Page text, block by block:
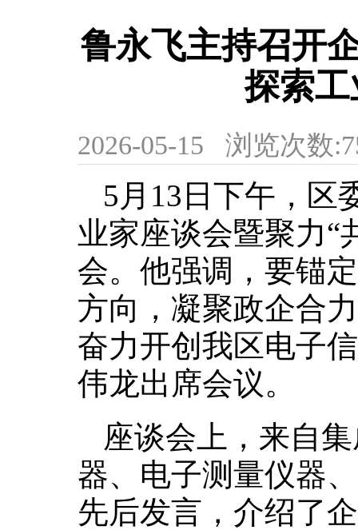
鲁永飞主持召开
探索
2026-05-15 浏览次数:
5月13日下午，区
业家座谈会暨聚力“
会。他强调，要锚
方向，凝聚政企合
奋力开创我区电子
伟龙出席会议。
座谈会上，来自
器、电子测量仪器
先后发言，介绍了